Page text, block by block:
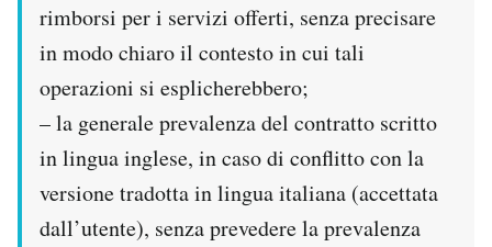
rimborsi per i servizi offerti, senza precisare
in modo chiaro il contesto in cui tali
operazioni si esplicherebbero;
– la generale prevalenza del contratto scritto
in lingua inglese, in caso di conflitto con la
versione tradotta in lingua italiana (accettata
dall’utente), senza prevedere la prevalenza